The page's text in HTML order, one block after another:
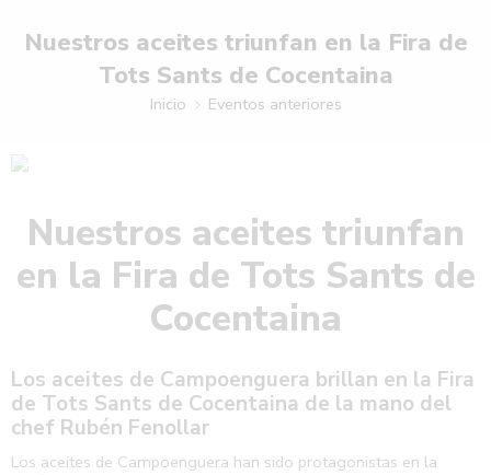
Nuestros aceites triunfan en la Fira de
Tots Sants de Cocentaina
Inicio Eventos anteriores
Nuestros aceites triunfan
en la Fira de Tots Sants de
Cocentaina
Los aceites de Campoenguera brillan en la Fira
de Tots Sants de Cocentaina de la mano del
chef Rubén Fenollar
Los aceites de Campoenguera han sido protagonistas en la